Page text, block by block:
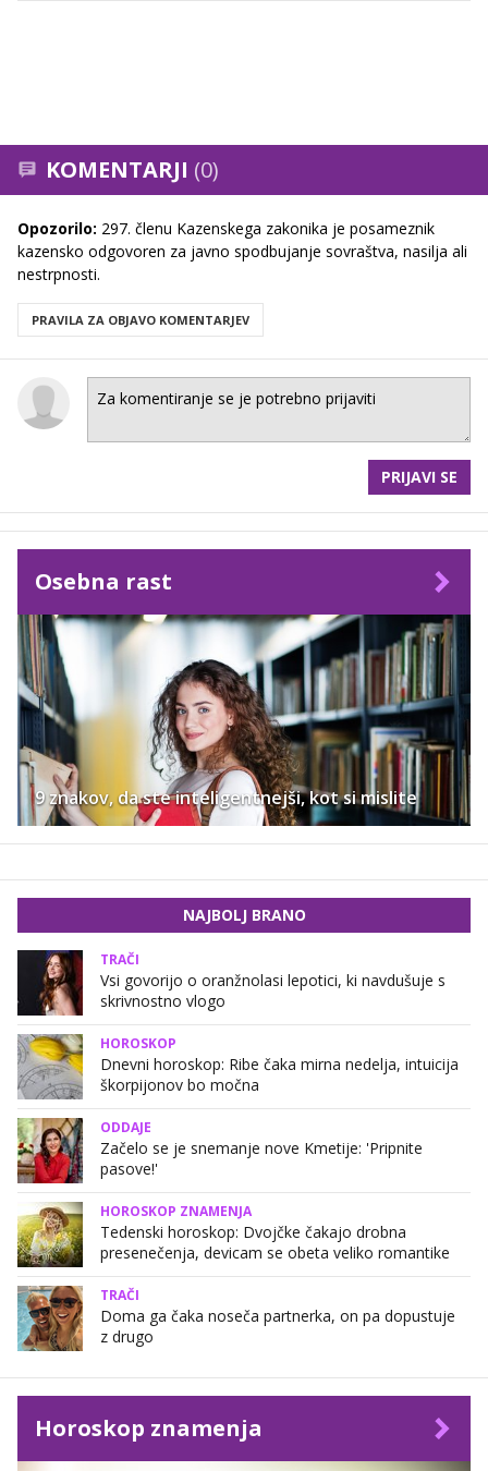
KOMENTARJI (0)
Opozorilo: 297. členu Kazenskega zakonika je posameznik
kazensko odgovoren za javno spodbujanje sovraštva, nasilja ali
nestrpnosti.
PRAVILA ZA OBJAVO KOMENTARJEV
PRIJAVI SE
Osebna rast
9 znakov, da ste inteligentnejši, kot si mislite
NAJBOLJ BRANO
TRAČI
Vsi govorijo o oranžnolasi lepotici, ki navdušuje s
skrivnostno vlogo
HOROSKOP
Dnevni horoskop: Ribe čaka mirna nedelja, intuicija
škorpijonov bo močna
ODDAJE
Začelo se je snemanje nove Kmetije: 'Pripnite
pasove!'
HOROSKOP ZNAMENJA
Tedenski horoskop: Dvojčke čakajo drobna
presenečenja, devicam se obeta veliko romantike
TRAČI
Doma ga čaka noseča partnerka, on pa dopustuje
z drugo
Horoskop znamenja